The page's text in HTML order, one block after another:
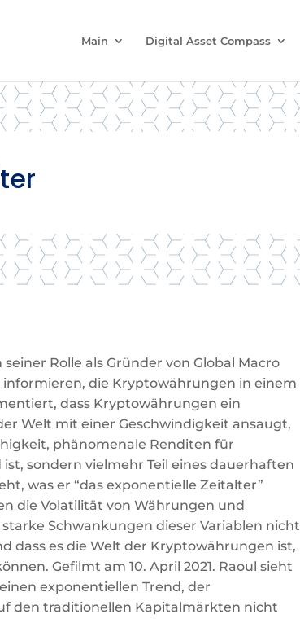
Main Digital Asset Compass
Rolle als Gründer von Global Macro
die Kryptowährungen in einem
dass Kryptowährungen ein
Welt mit einer Geschwindigkeit ansaugt,
phänomenale Renditen für
sondern vielmehr Teil eines dauerhaften
was er “das exponentielle Zeitalter”
die Volatilität von Währungen und
Schwankungen dieser Variablen nicht
dass es die Welt der Kryptowährungen ist,
Gefilmt am 10. April 2021. Raoul sieht
exponentiellen Trend, der
den traditionellen Kapitalmärkten nicht